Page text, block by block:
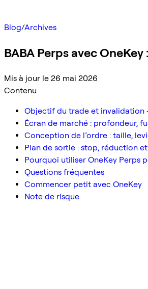
Blog/Archives
BABA Perps avec
Mis à jour le 26 mai 2026
Contenu
Objectif du trade et invalidation
Écran de marché : profondeur,
Conception de l’ordre : taille,
Plan de sortie : stop, réduction
Pourquoi utiliser OneKey Perps
Questions fréquentes
Commencer petit avec OneKey
Note de risque